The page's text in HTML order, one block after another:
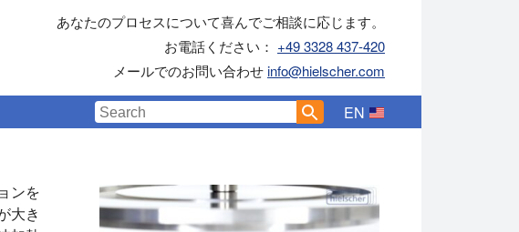
あなたのプロセスについて喜んでご相談に応じます。
お電話ください： +49 3328 437-420
メールでのお問い合わせinfo@hielscher.com
EN
ンを
大き